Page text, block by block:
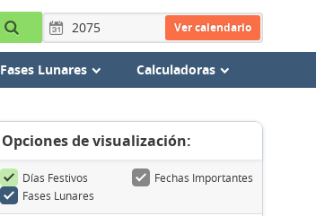
Ver calendario
Fases Lunares Calculadoras
Opciones de visualización:
Días Festivos
Fechas Importantes
Fases Lunares